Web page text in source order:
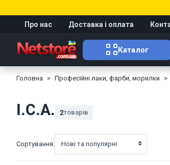
Про нас Доставка і оплата
Каталог
Головна Професійні лаки, фарби, морилки
I.C.A. 2товарів
Сортування: Нові та популярні